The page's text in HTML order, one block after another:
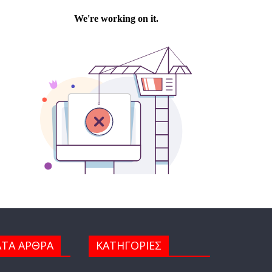
ΑΡΘΡΑ ΚΑΤΗΓΟΡΙΕΣ